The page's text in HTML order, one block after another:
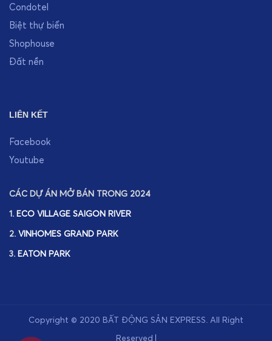
Condotel
Biệt thự biển
Shophouse
Đất nền
LIÊN KẾT
Facebook
Youtube
CÁC DỰ ÁN MỞ BÁN TRONG 2024
1. ECO VILLAGE SAIGON RIVER
2. VINHOMES GRAND PARK
3. EATON PARK
Copyright © 2020 BẤT ĐỘNG SẢN EXPRESS. All Right
Reserved